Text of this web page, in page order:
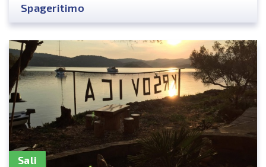
Spageritimo
Sali